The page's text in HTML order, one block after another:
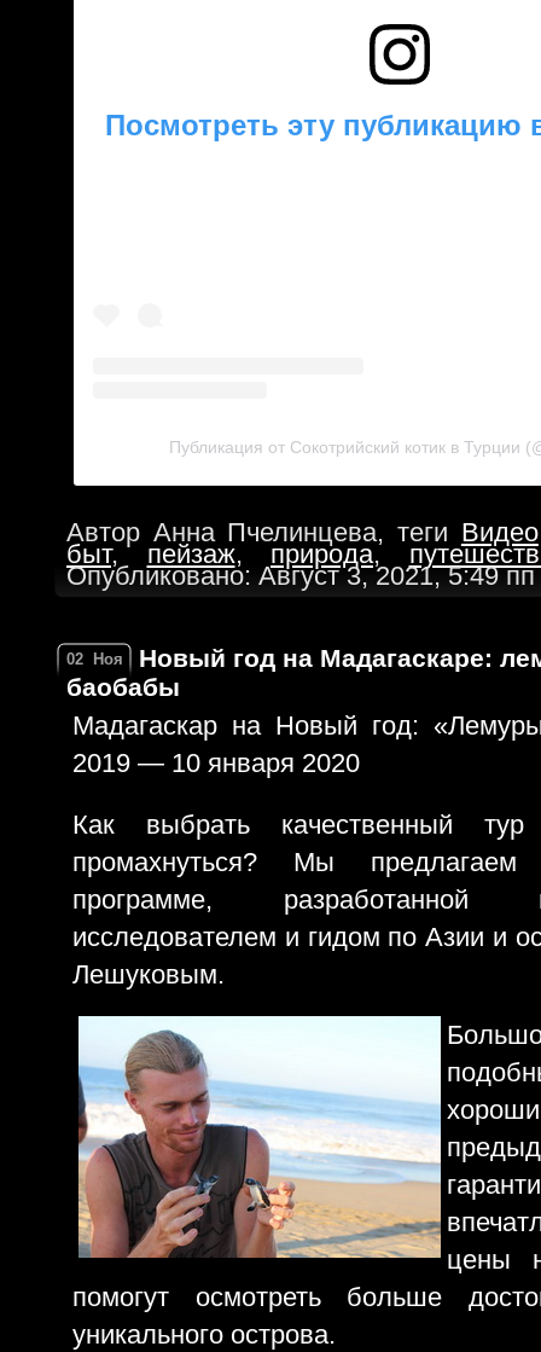
Посмотреть эту публикацию
Публикация от Сокотрийский котик в Турции
Автор Анна Пчелинцева, теги Видео
быт, пейзаж, природа,
Опубликовано: Август 3, 2021, 5:49 пп
02 Ноя
Новый год на Мадагаскаре:
баобабы
Мадагаскар на Новый год:
2019 — 10 января 2020
Как выбрать качественный
промахнуться? Мы
программе, разработанной
исследователем и гидом по Азии и
Лешуковым.
цены
помогут осмотреть больше
уникального острова.